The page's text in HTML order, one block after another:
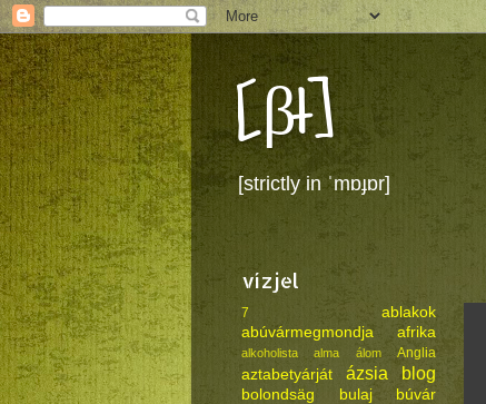
[βł]
[strictly in ˈmɒɟɒr]
vízjel
7
ablakok
abúvármegmondja
afrika
alkoholista alma álom Anglia
aztabetyárját ázsia blog
bolondsäg bulaj
búvár